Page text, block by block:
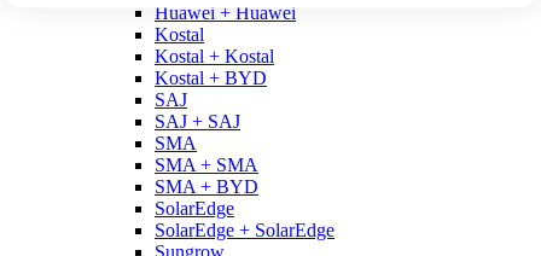
Huawei + Huawei
Kostal
Kostal + Kostal
Kostal + BYD
SAJ
SAJ + SAJ
SMA
SMA + SMA
SMA + BYD
SolarEdge
SolarEdge + SolarEdge
Sungrow